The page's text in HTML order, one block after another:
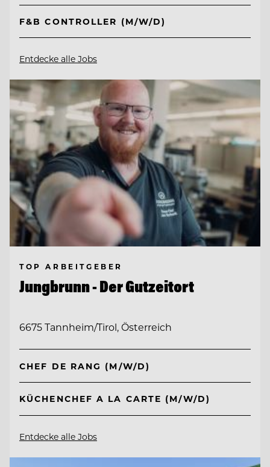
F&B CONTROLLER (M/W/D)
Entdecke alle Jobs
TOP ARBEITGEBER
Jungbrunn - Der Gutzeitort
6675 Tannheim/Tirol, Österreich
CHEF DE RANG (M/W/D)
KÜCHENCHEF A LA CARTE (M/W/D)
Entdecke alle Jobs